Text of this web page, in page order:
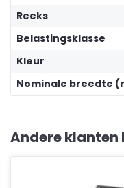
Reeks
Belastingsklasse
Kleur
Nominale breedte
Andere klanten